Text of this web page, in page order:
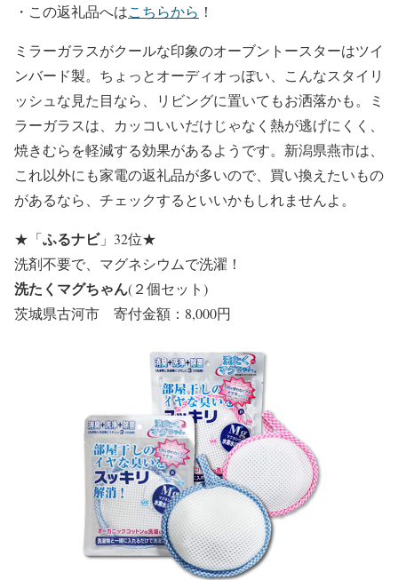
・ この返礼品へはこちらから ！
ミラーガラスがクールな印象のオーブントースターはツイ
ンバード製。ちょっとオーディオっぽい、こんなスタイリ
ッシュな見た目なら、リビングに置いてもお洒落かも。ミ
ラーガラスは、カッコいいだけじゃなく熱が逃げにくく、
焼きむらを軽減する効果があるようです。新潟県燕市は、
これ以外にも家電の返礼品が多いので、買い換えたいもの
があるなら、チェックするといいかもしれませんよ。
★ 「ふるナビ」32位★
洗剤不要で、マグネシウムで洗濯！
洗たくマグちゃん(２個セット)
茨城県古河市 寄付金額：8,000円